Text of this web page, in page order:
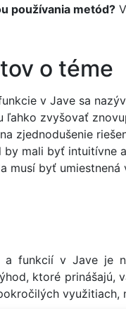
používania metód?
o téme
v Jave sa
ľahko zvyšovať
zjednodušenie
by mali byť intuitívne
musí byť
a funkcií v Jave je
ktoré prinášajú,
využitiach,